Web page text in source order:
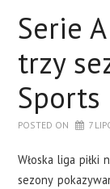
Serie
trzy
Sports
POSTED ON 7
Włoska liga
sezony